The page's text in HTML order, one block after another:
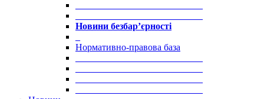
Новини безбар’єрності
Нормативно-правова база